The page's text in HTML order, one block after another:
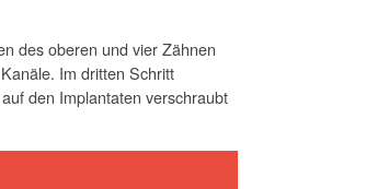
des oberen und vier Zähnen
Im dritten Schritt
den Implantaten verschraubt